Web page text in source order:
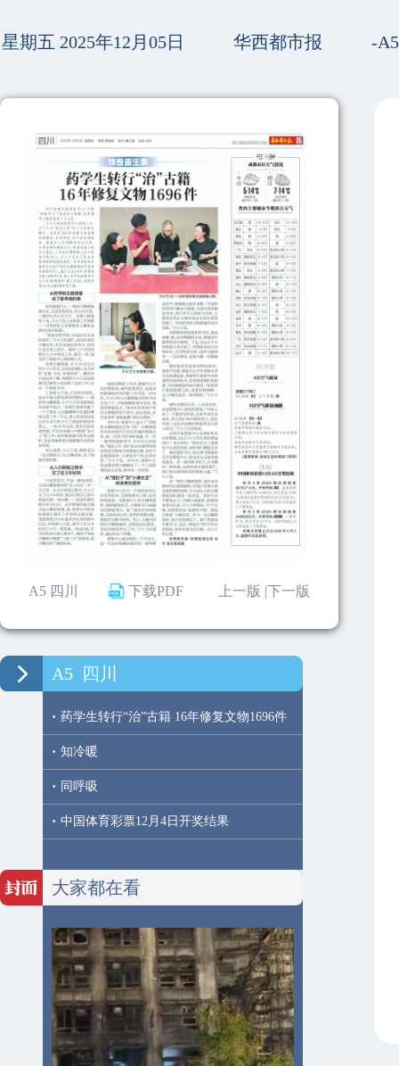
星期五 2025年12月05日 华西都市报 -
A5 四川 下载PDF 下一版
上一版 |
A5 四川
· 药学生转行“治”古籍 16年修复文物1696件
· 知冷暖
· 同呼吸
· 中国体育彩票12月4日开奖结果
大家都在看